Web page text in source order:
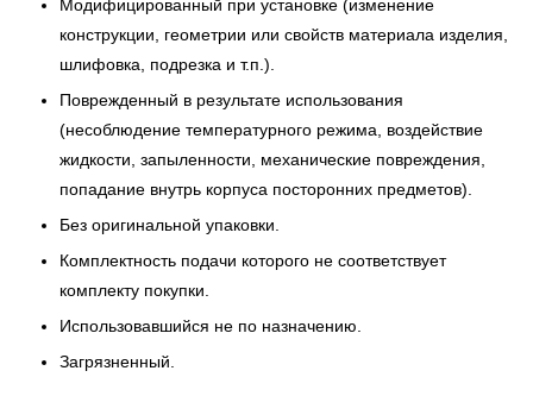
Модифицированный при установке (изменение
конструкции, геометрии или свойств материала изделия,
шлифовка, подрезка и т.п.).
Поврежденный в результате использования
(несоблюдение температурного режима, воздействие
жидкости, запыленности, механические повреждения,
попадание внутрь корпуса посторонних предметов).
Без оригинальной упаковки.
Комплектность подачи которого не соответствует
комплекту покупки.
Использовавшийся не по назначению.
Загрязненный.